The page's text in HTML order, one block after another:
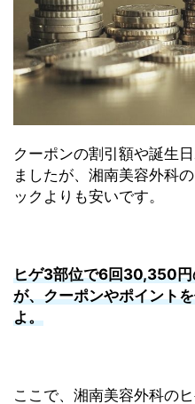
クーポンの割引額や誕生
ましたが、湘南美容外科
ックよりも安いです。
ヒゲ3部位で6回30,350円
が、クーポンやポイント
よ。
ここで、湘南美容外科の